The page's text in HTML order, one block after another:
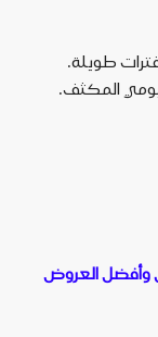
طويلة.
المكثف.
وأفضل العروض